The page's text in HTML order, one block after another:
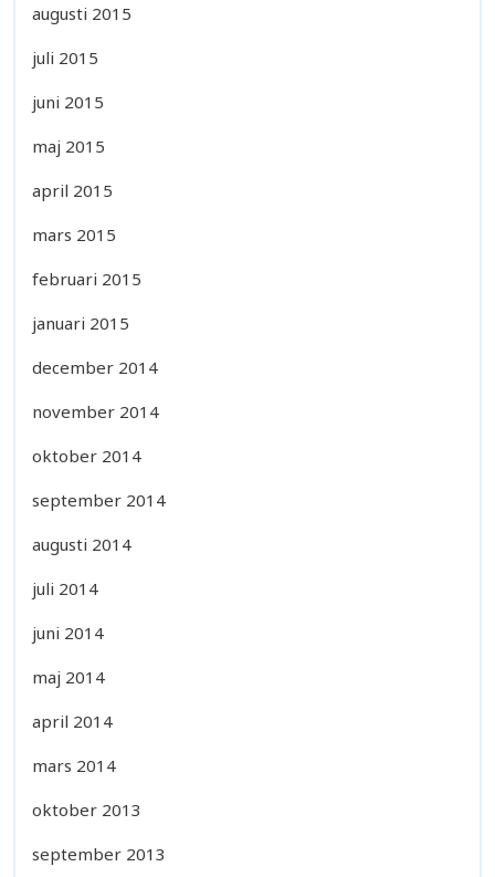
augusti 2015
juli 2015
juni 2015
maj 2015
april 2015
mars 2015
februari 2015
januari 2015
december 2014
november 2014
oktober 2014
september 2014
augusti 2014
juli 2014
juni 2014
maj 2014
april 2014
mars 2014
oktober 2013
september 2013